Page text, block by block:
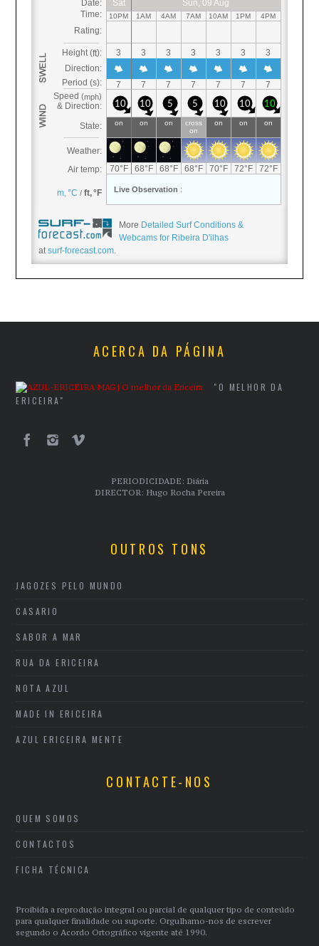
More Detailed Surf Conditions &
Webcams for Ribeira D'ilhas
atsurf-forecast.com.
ACERCA DA PÁGINA
"O MELHOR DA
ERICEIRA"
PERIODICIDADE: Diária
DIRECTOR: Hugo Rocha Pereira
OUTROS TONS
JAGOZES PELO MUNDO
CASARIO
SABOR A MAR
RUA DA ERICEIRA
NOTA AZUL
MADE IN ERICEIRA
AZUL ERICEIRA MENTE
CONTACTE-NOS
QUEM SOMOS
CONTACTOS
FICHA TÉCNICA
Proibida a reprodução integral ou parcial de qualquer tipo de conteúdo
para qualquer finalidade ou suporte. Orgulhamo-nos de escrever
segundo o Acordo Ortográfico vigente até 1990.